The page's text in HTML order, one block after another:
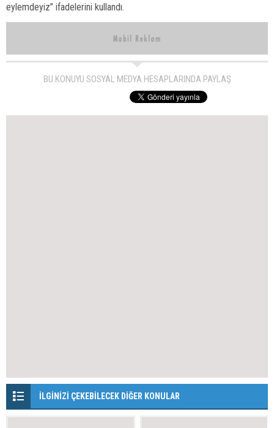
eylemdeyiz” ifadelerini kullandı.
BU KONUYU SOSYAL MEDYA HESAPLARINDA PAYLAŞ
İLGİNİZİ ÇEKEBİLECEK DİĞER KONULAR